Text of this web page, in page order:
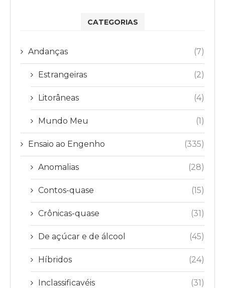
CATEGORIAS
Andanças (7)
Estrangeiras (2)
Litorâneas (4)
Mundo Meu (1)
Ensaio ao Engenho (335)
Anomalias (28)
Contos-quase (15)
Crônicas-quase (31)
De açúcar e de álcool (45)
Híbridos (24)
Inclassificavéis (31)